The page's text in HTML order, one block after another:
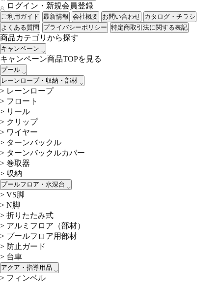
ログイン・新規会員登録
ご利用ガイド 最新情報 会社概要 お問い合わせ カタログ・チラシ
よくある質問
プライバシーポリシー 特定商取引法に関する表記
商品カテゴリから探す
キャンペーン
キャンペーン商品TOPを見る
プール
レーンロープ・収納・部材
> レーンロープ
> フロート
> リール
> クリップ
> ワイヤー
> ターンバックル
> ターンバックルカバー
> 巻取器
> 収納
プールフロア・水深台
> VS脚
> N脚
> 折りたたみ式
> アルミフロア（部材）
> プールフロア用部材
> 防止ガード
> 台車
アクア・指導用品
> フィンベル